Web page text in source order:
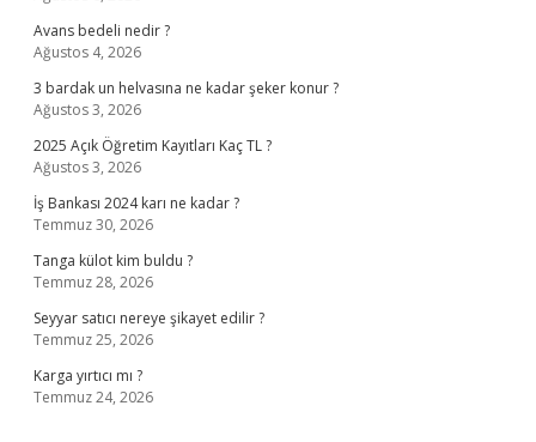
Avans bedeli nedir ?
Ağustos 4, 2026
3 bardak un helvasına ne kadar şeker konur ?
Ağustos 3, 2026
2025 Açık Öğretim Kayıtları Kaç TL ?
Ağustos 3, 2026
İş Bankası 2024 karı ne kadar ?
Temmuz 30, 2026
Tanga külot kim buldu ?
Temmuz 28, 2026
Seyyar satıcı nereye şikayet edilir ?
Temmuz 25, 2026
Karga yırtıcı mı ?
Temmuz 24, 2026